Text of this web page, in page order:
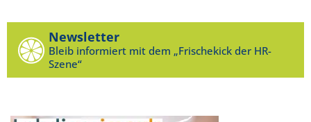
Newsletter
Bleib informiert mit dem „Frischekick der HR-
Szene“